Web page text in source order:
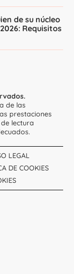
de su núcleo
Requisitos
de las
prestaciones
lectura
LEGAL
DE COOKIES